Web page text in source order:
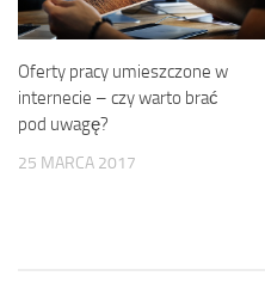
Oferty pracy umieszczone w
internecie – czy warto brać
pod uwagę?
25 MARCA 2017